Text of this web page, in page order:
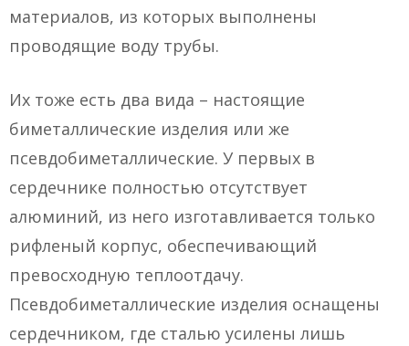
материалов, из которых выполнены
проводящие воду трубы.
Их тоже есть два вида – настоящие
биметаллические изделия или же
псевдобиметаллические. У первых в
сердечнике полностью отсутствует
алюминий, из него изготавливается только
рифленый корпус, обеспечивающий
превосходную теплоотдачу.
Псевдобиметаллические изделия оснащены
сердечником, где сталью усилены лишь